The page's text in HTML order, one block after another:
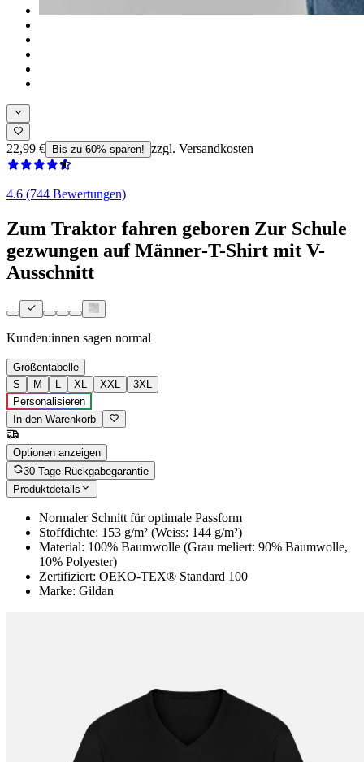
22,99 € Bis zu 60% sparen! zzgl. Versandkosten
4.6 (744 Bewertungen)
Zum Traktor fahren geboren Zur Schule
gezwungen auf Männer-T-Shirt mit V-
Ausschnitt
Kunden:innen sagen normal
Größentabelle
S
M L XL XXL
3XL
Personalisieren
In den Warenkorb
Optionen anzeigen
30 Tage Rückgabegarantie
Produktdetails
Normaler Schnitt für optimale Passform
Stoffdichte: 153 g/m² (Weiss: 144 g/m²)
Material: 100% Baumwolle (Grau meliert: 90% Baumwolle,
10% Polyester)
Zertifiziert: OEKO-TEX® Standard 100
Marke: Gildan